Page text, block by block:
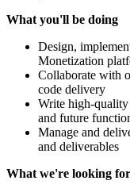
What you'll be doing
Design,
Monetization
Collaborate with
code delivery
Write high-quality
and future
Manage and
and deliverables
What we're looking for